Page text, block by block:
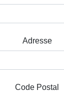
Adresse
Code Postal